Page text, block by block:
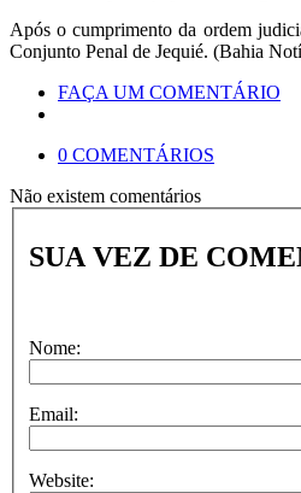
Após o cumprimento da ordem
Conjunto Penal de Jequié. (Bahia
FAÇA UM COMENTÁRIO
0 COMENTÁRIOS
Não existem comentários
SUA VEZ DE
Nome:
Email:
Website: